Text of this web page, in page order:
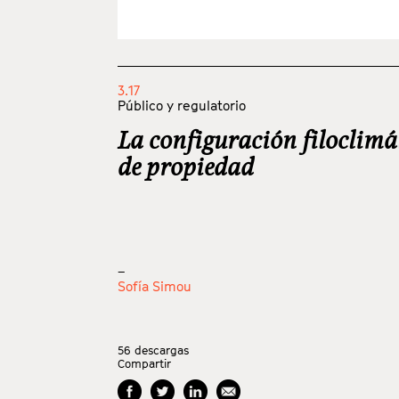
3.17
Público y regulatorio
La configuración
de propiedad
_
Sofía Simou
56 descargas
Compartir